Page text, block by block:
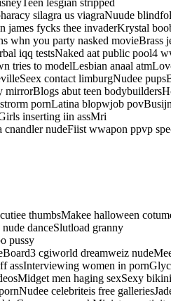
lesgian stripped
silagra us viagraNuude
james fycks thee invaderKrystal
whn you party nasked
iqq testsNaked aat public pool4
tries to modelLesbian anaal
contact limburgNudee
abut teen
pornLatina blopwjob
inserting iin assMri
cnandler nudeFiist wwapon ppvp
thumbsMakee halloween
danceSlutload granny
pussy
cgiworld dreamweiz
assInterviewing women in
men haging sexSexy
celebriteis free